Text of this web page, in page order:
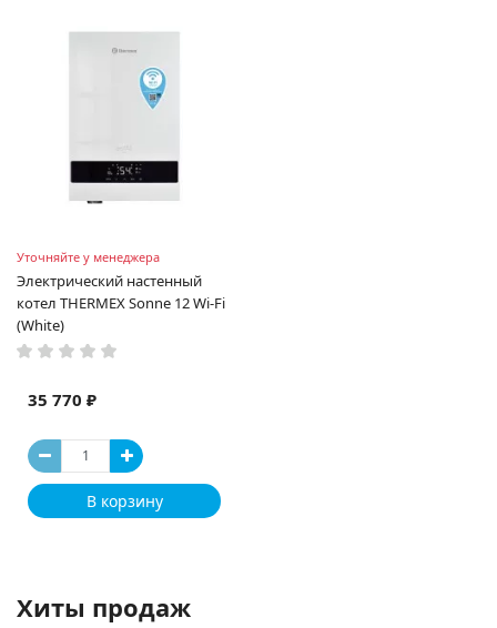
Уточняйте у менеджера
Электрический настенный
котел THERMEX Sonne 12 Wi-Fi
(White)
35 770 ₽
В корзину
Хиты продаж